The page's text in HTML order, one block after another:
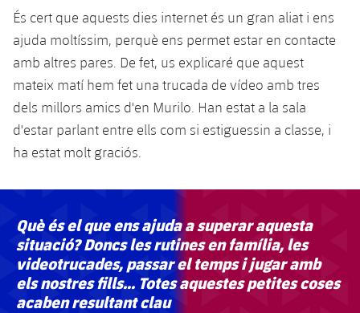
És cert que aquests dies internet és un gran aliat i ens
ajuda moltíssim, perquè ens permet estar en contacte
amb altres pares. De fet, us explicaré que aquest
mateix matí hem fet una trucada de vídeo amb tres
dels millors amics d'en Murilo. Han estat a la sala
d'estar parlant entre ells com si estiguessin a classe, i
ha estat molt graciós.
Què és el que ens ajuda a superar aquesta
situació? Doncs les rutines en família, les
videotrucades, passar el temps i jugar amb
els nostres fills... Totes aquestes petites coses
acaben resultant clau